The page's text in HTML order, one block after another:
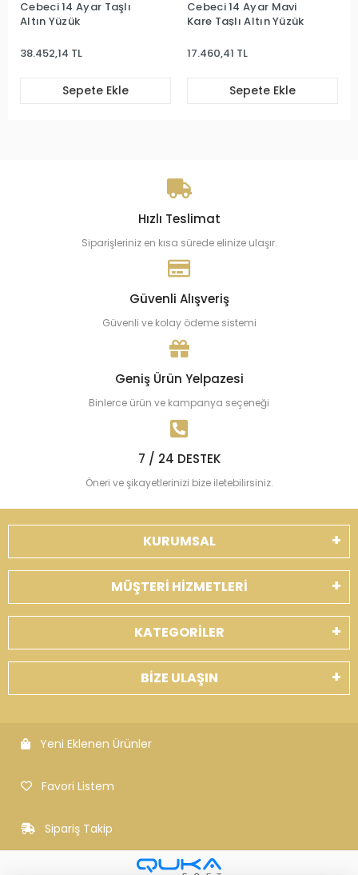
Cebeci 14 Ayar Taşlı
Altın Yüzük
38.452,14 TL
Sepete Ekle
Cebeci 14 Ayar Mavi
Kare Taşlı Altın Yüzük
17.460,41 TL
Sepete Ekle
Hızlı Teslimat
Siparişleriniz en kısa sürede elinize ulaşır.
Güvenli Alışveriş
Güvenli ve kolay ödeme sistemi
Geniş Ürün Yelpazesi
Binlerce ürün ve kampanya seçeneği
7 / 24 DESTEK
Öneri ve şikayetlerinizi bize iletebilirsiniz.
KURUMSAL
MÜŞTERİ HİZMETLERİ
KATEGORİLER
BİZE ULAŞIN
Yeni Eklenen Ürünler
Favori Listem
Sipariş Takip